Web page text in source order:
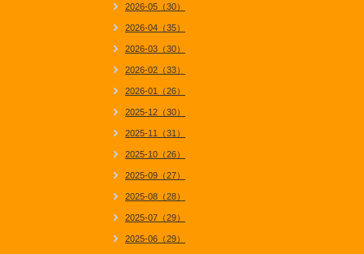
2026-05（30）
2026-04（35）
2026-03（30）
2026-02（33）
2026-01（26）
2025-12（30）
2025-11（31）
2025-10（26）
2025-09（27）
2025-08（28）
2025-07（29）
2025-06（29）